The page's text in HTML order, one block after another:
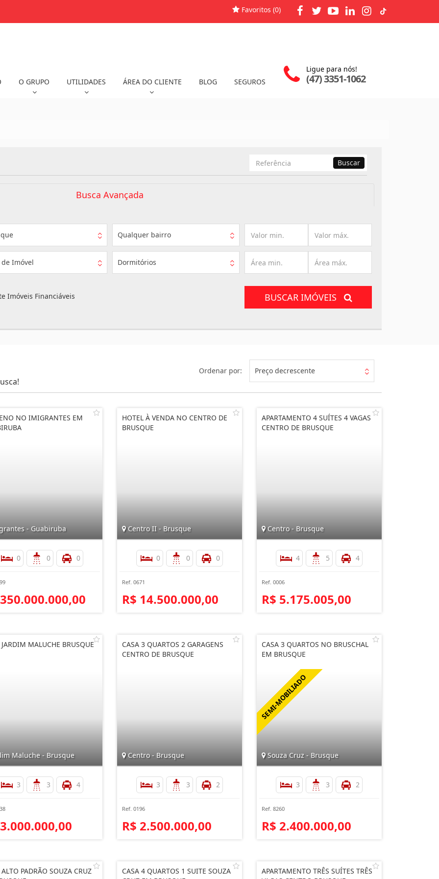
Favoritos (0)
O GRUPO UTILIDADES ÁREA DO CLIENTE BLOG SEGUROS
Ligue para nós!
(47) 3351-1062
Busca
Buscar
Busca Avançada
Qualquer bairro
Imóvel Dormitórios
Imóveis Financiáveis BUSCAR IMÓVEIS
Ordenar por: Preço decrescente
NO IMIGRANTES EM
- Guabiruba
0 0 0
HOTEL À VENDA NO CENTRO DE
BRUSQUE
Centro II - Brusque
0 0 0
Ref. 0671
R$ 14.500.000,00
APARTAMENTO 4 SUÍTES 4 VAGAS
CENTRO DE BRUSQUE
Centro - Brusque
4 5 4
Ref. 0006
R$ 5.175.005,00
JARDIM MALUCHE BRUSQUE
Maluche - Brusque
3 3 4
CASA 3 QUARTOS 2 GARAGENS
CENTRO DE BRUSQUE
Centro - Brusque
3 3 2
Ref. 0196
R$ 2.500.000,00
CASA 3 QUARTOS NO BRUSCHAL
EM BRUSQUE
Souza Cruz - Brusque
3 3 2
Ref. 8260
R$ 2.400.000,00
PADRÃO SOUZA CRUZ
CASA 4 QUARTOS 1 SUITE SOUZA
APARTAMENTO TRÊS SUÍTES TRÊS